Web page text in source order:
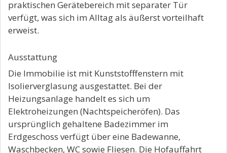
praktischen Gerätebereich mit separater Tür
verfügt, was sich im Alltag als äußerst vorteilhaft
erweist.
Ausstattung
Die Immobilie ist mit Kunststofffenstern mit
Isolierverglasung ausgestattet. Bei der
Heizungsanlage handelt es sich um
Elektroheizungen (Nachtspeicheröfen). Das
ursprünglich gehaltene Badezimmer im
Erdgeschoss verfügt über eine Badewanne,
Waschbecken, WC sowie Fliesen. Die Hofauffahrt